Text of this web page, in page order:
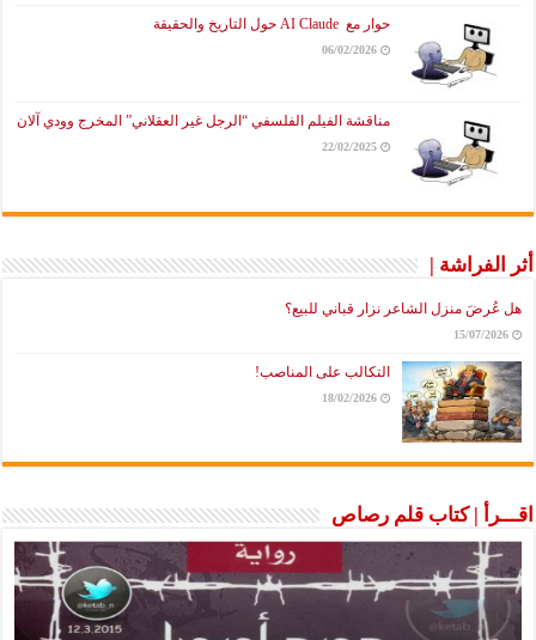
حوار مع AI Claude حول التاريخ والحقيقة
06/02/2026
مناقشة الفيلم الفلسفي “الرجل غير العقلاني” المخرج وودي آلان
22/02/2025
أثر الفراشة |
هل عُرضَ منزل الشاعر نزار قباني للبيع؟
15/07/2026
التكالب على المناصب!
18/02/2026
اقـــرأ | كتاب قلم رصاص